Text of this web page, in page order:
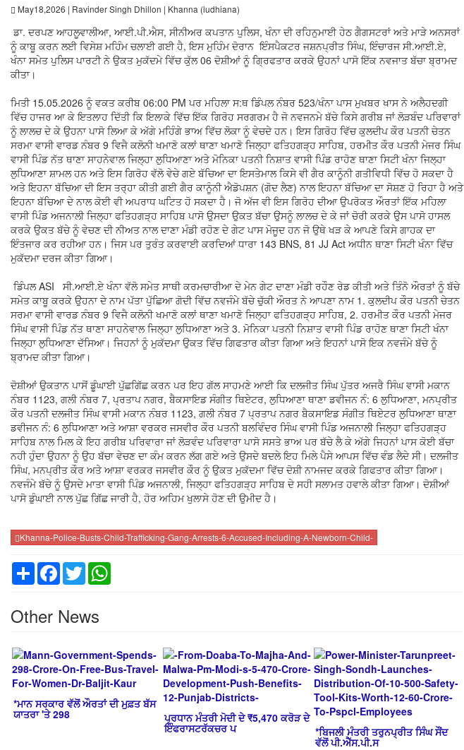
May18,2026 | Ravinder Singh Dhillon | Khanna (ludhiana)
ਡਾ. ਦਰਪਣ ਆਹਲੂਵਾਲੀਆ, ਆਈ.ਪੀ.ਐਸ, ਸੀਨੀਅਰ ਕਪਤਾਨ ਪੁਲਿਸ, ਖੰਨਾ ਦੀ ਰਹਿਨੁਮਾਈ ਹੇਠ ਗੈਗਸਟਰਾਂ ਅਤੇ ਮਾੜੇ ਅਨਸਰਾਂ
ਨੂੰ ਕਾਬੂ ਕਰਨ ਲਈ ਵਿਸੇਸ਼ ਮਹਿੰਮ ਚਲਾਈ ਗਈ ਹੈ, ਇਸ ਮੁਹਿੰਮ ਦੋਰਾਨ ਇੰਸਪੈਕਟਰ ਜਸ਼ਨਪ੍ਰੀਤ ਸਿੰਘ, ਇੰਚਾਰਜ ਸੀ.ਆਈ.ਏ,
ਖੰਨਾ ਸਮੇਤ ਪੁਲਿਸ ਪਾਰਟੀ ਨੇ ਉਕਤ ਮੁਕੱਦਮੇ ਵਿੱਚ ਕੁੱਲ 06 ਦੋਸ਼ੀਆਂ ਨੂੰ ਗ੍ਰਿਫਤਾਰ ਕਰਕੇ ਉਹਨਾਂ ਪਾਸੋ ਇੱਕ ਨਵਜਾਤ ਬੱਚਾ ਬ੍ਰਾਮਦ
ਕੀਤਾ।
ਮਿਤੀ 15.05.2026 ਨੂੰ ਵਕਤ ਕਰੀਬ 06:00 PM ਪਰ ਮਹਿਲਾ ਸ:ਥ ਡਿੰਪਲ ਨੰਬਰ 523/ਖੰਨਾ ਪਾਸ ਮੁਖਬਰ ਖਾਸ ਨੇ ਅਲੈਹਦਗੀ
ਵਿੱਚ ਹਾਜਰ ਆ ਕੇ ਇਤਲਾਹ ਦਿੱਤੀ ਕਿ ਇਲਾਕੇ ਵਿੱਚ ਇੱਕ ਗਿਰੋਹ ਸਰਗਰਮ ਹੈ ਜੋ ਨਵਜਨਮੇ ਬੱਚੇ ਕਿਸੇ ਗਰੀਬ ਜਾਂ ਲੋੜਬੰਦ ਪਰਿਵਾਰਾਂ
ਨੂੰ ਲਾਲਚ ਦੇ ਕੇ ਉਹਨਾ ਪਾਸੋ ਲਿਆ ਕੇ ਅੱਗੇ ਮਹਿੰਗੇ ਭਾਅ ਵਿੱਚ ਲੋਕਾ ਨੂੰ ਵੇਚਦੇ ਹਨ। ਇਸ ਗਿਰੋਹ ਵਿੱਚ ਕੁਲਦੀਪ ਕੌਰ ਪਤਨੀ ਚੇਤਨ
ਸਰਮਾ ਵਾਸੀ ਵਾਰਡ ਨੰਬਰ 9 ਵਿਜੈ ਕਲੋਨੀ ਖਮਾਣੋ ਕਲਾਂ ਥਾਣਾ ਖਮਾਣੋ ਜਿਲ੍ਹਾ ਫਤਿਹਗੜ੍ਹ ਸਾਹਿਬ, ਹਰਮੀਤ ਕੌਰ ਪਤਨੀ ਮੇਜਰ ਸਿੰਘ
ਵਾਸੀ ਪਿੰਡ ਨੱਤ ਥਾਣਾ ਸਾਹਨੇਵਾਲ ਜਿਲ੍ਹਾ ਲੁਧਿਆਣਾ ਅਤੇ ਮੋਨਿਕਾ ਪਤਨੀ ਨਿਸ਼ਾਤ ਵਾਸੀ ਪਿੰਡ ਰਾਹੋਣ ਥਾਣਾ ਸਿਟੀ ਖੰਨਾ ਜਿਲ੍ਹਾ
ਲੁਧਿਆਣਾ ਸ਼ਾਮਲ ਹਨ ਅਤੇ ਇਸ ਗਿਰੋਹ ਵੱਲੋ ਵੇਚੇ ਗਏ ਬੱਚਿਆ ਦਾ ਇਸਤੇਮਾਲ ਕਿਸੇ ਵੀ ਗੈਰ ਕਾਨੂੰਨੀ ਗਤੀਵਿਧੀ ਵਿੱਚ ਹੋ ਸਕਦਾ ਹੈ
ਅਤੇ ਇਹਨਾ ਬੱਚਿਆ ਦੀ ਇਸ ਤਰ੍ਹਾ ਕੀਤੀ ਗਈ ਗੈਰ ਕਾਨੂੰਨੀ ਐਡੋਪਸ਼ਨ (ਗੋਦ ਲੈਣ) ਨਾਲ ਇਹਨਾ ਬੱਚਿਆ ਦਾ ਸੋਸ਼ਣ ਹੋ ਰਿਹਾ ਹੈ ਅਤੇ
ਇਹਨਾ ਬੱਚਿਆ ਦੇ ਨਾਲ ਕੋਈ ਵੀ ਅਪਰਾਧ ਘਟਿਤ ਹੋ ਸਕਦਾ ਹੈ। ਜੋ ਅੱਜ ਵੀ ਇਸ ਗਿਰੋਹ ਦੀਆ ਉਪਰੋਕਤ ਔਰਤਾਂ ਇੱਕ ਮਹਿਲਾ
ਵਾਸੀ ਪਿੰਡ ਅਜਨਾਲੀ ਜਿਲ੍ਹਾ ਫਤਿਹਗੜ੍ਹ ਸਾਹਿਬ ਪਾਸੋ ਉਸਦਾ ਉਕਤ ਬੱਚਾ ਉਸਨੂੰ ਲਾਲਚ ਦੇ ਕੇ ਜਾਂ ਚੋਰੀ ਕਰਕੇ ਉਸ ਪਾਸੋ ਹਾਸਲ
ਕਰਕੇ ਉਕਤ ਬੱਚੇ ਨੂੰ ਵੇਚਣ ਦੀ ਨੀਅਤ ਨਾਲ ਦਾਣਾ ਮੰਡੀ ਰਹੋਣ ਦੇ ਗੇਟ ਪਾਸ ਮੋਜੂਦ ਹਨ ਜੋ ਉਥੇ ਖੜ ਕੇ ਆਪਣੇ ਕਿਸੇ ਗਾਹਕ ਦਾ
ਇੰਤਜਾਰ ਕਰ ਰਹੀਆ ਹਨ। ਜਿਸ ਪਰ ਤੁਰੰਤ ਕਰਵਾਈ ਕਰਦਿਆਂ ਧਾਰਾ 143 BNS, 81 JJ Act ਅਧੀਨ ਥਾਣਾ ਸਿਟੀ ਖੰਨਾ ਵਿੱਚ
ਮੁਕੱਦਮਾ ਦਰਜ ਕੀਤਾ ਗਿਆ।
ਡਿੰਪਲ ASI ਸੀ.ਆਈ.ਏ ਖੰਨਾ ਵੱਲੋ ਸਮੇਤ ਸਾਥੀ ਕਰਮਚਾਰੀਆ ਦੇ ਮੇਨ ਗੇਟ ਦਾਣਾ ਮੰਡੀ ਰਹੌਣ ਰੇਡ ਕੀਤੀ ਅਤੇ ਤਿੰਨੋ ਔਰਤਾਂ ਨੂੰ ਬੱਚੇ
ਸਮੇਤ ਕਾਬੂ ਕਰਕੇ ਉਹਨਾ ਦੇ ਨਾਮ ਪੱਤਾ ਪੁੱਛਿਆ ਗੋਦੀ ਵਿੱਚ ਨਵਜੰਮੇ ਬੱਚੇ ਚੁੱਕੀ ਔਰਤ ਨੇ ਆਪਣਾ ਨਾਮ 1. ਕੁਲਦੀਪ ਕੌਰ ਪਤਨੀ ਚੇਤਨ
ਸਰਮਾ ਵਾਸੀ ਵਾਰਡ ਨੰਬਰ 9 ਵਿਜੈ ਕਲੋਨੀ ਖਮਾਣੋ ਕਲਾਂ ਥਾਣਾ ਖਮਾਣੋ ਜਿਲ੍ਹਾ ਫਤਿਹਗੜ੍ਹ ਸਾਹਿਬ, 2. ਹਰਮੀਤ ਕੌਰ ਪਤਨੀ ਮੇਜਰ
ਸਿੰਘ ਵਾਸੀ ਪਿੰਡ ਨੱਤ ਥਾਣਾ ਸਾਹਨੇਵਾਲ ਜਿਲ੍ਹਾ ਲੁਧਿਆਣਾ ਅਤੇ 3. ਮੋਨਿਕਾ ਪਤਨੀ ਨਿਸ਼ਾਤ ਵਾਸੀ ਪਿੰਡ ਰਾਹੋਣ ਥਾਣਾ ਸਿਟੀ ਖੰਨਾ
ਜਿਲ੍ਹਾ ਲੁਧਿਆਣਾ ਦੱਸਿਆ। ਜਿਹਨਾਂ ਨੂੰ ਮੁਕੱਦਮਾ ਉਕਤ ਵਿੱਚ ਗਿਫਤਾਰ ਕੀਤਾ ਗਿਆ ਅਤੇ ਇਹਨਾਂ ਪਾਸੋ ਇਕ ਨਵਜੰਮੇ ਬੱਚੇ ਨੂੰ
ਬ੍ਰਾਮਦ ਕੀਤਾ ਗਿਆ।
ਦੋਸ਼ੀਆਂ ਉਕਤਾਨ ਪਾਸੋਂ ਡੂੰਘਾਈ ਪੁੱਛਗਿੱਛ ਕਰਨ ਪਰ ਇਹ ਗੱਲ ਸਾਹਮਣੇ ਆਈ ਕਿ ਦਲਜੀਤ ਸਿੰਘ ਪੁੱਤਰ ਅਜਰੈ ਸਿੰਘ ਵਾਸੀ ਮਕਾਨ
ਨੰਬਰ 1123, ਗਲੀ ਨੰਬਰ 7, ਪ੍ਰਤਾਪ ਨਗਰ, ਬੈਕਸਾਇਡ ਸੰਗੀਤ ਥਿਏਟਰ, ਲੁਧਿਆਣਾ ਥਾਣਾ ਡਵੀਜਨ ਨੰ: 6 ਲੁਧਿਆਣਾ, ਮਨਪ੍ਰੀਤ
ਕੌਰ ਪਤਨੀ ਦਲਜੀਤ ਸਿੰਘ ਵਾਸੀ ਮਕਾਨ ਨੰਬਰ 1123, ਗਲੀ ਨੰਬਰ 7 ਪ੍ਰਤਾਪ ਨਗਰ ਬੈਕਸਾਇਡ ਸੰਗੀਤ ਥਿਏਟਰ ਲੁਧਿਆਣਾ ਥਾਣਾ
ਡਵੀਜਨ ਨੰ: 6 ਲੁਧਿਆਣਾ ਅਤੇ ਆਸ਼ਾ ਵਰਕਰ ਜਸਵੀਰ ਕੌਰ ਪਤਨੀ ਬਲਵਿੰਦਰ ਸਿੰਘ ਵਾਸੀ ਪਿੰਡ ਅਜਨਾਲੀ ਜਿਲ੍ਹਾ ਫਤਿਹਗੜ੍ਹ
ਸਾਹਿਬ ਨਾਲ ਮਿਲ ਕੇ ਇਹ ਗਰੀਬ ਪਰਿਵਾਰਾ ਜਾਂ ਲੋੜਵੰਦ ਪਰਿਵਾਰਾ ਪਾਸੋ ਸਸਤੇ ਭਾਅ ਪਰ ਬੱਚੇ ਲੈ ਕੇ ਅੱਗੇ ਜਿਹਨਾਂ ਪਾਸ ਕੋਈ ਬੱਚਾ
ਨਹੀ ਹੁੰਦਾ ਉਹਨਾ ਨੂੰ ਉਹ ਬੱਚਾ ਵੇਚਣ ਦਾ ਕੰਮ ਕਰਨ ਲੱਗ ਗਏ ਅਤੇ ਉਸਦੇ ਬਦਲੇ ਇਹ ਮਿਲੇ ਪੈਸੇ ਆਪਸ ਵਿੱਚ ਵੰਡ ਲੈਦੇ ਸੀ। ਦਲਜੀਤ
ਸਿੰਘ, ਮਨਪ੍ਰੀਤ ਕੌਰ ਅਤੇ ਆਸ਼ਾ ਵਰਕਰ ਜਸਵੀਰ ਕੌਰ ਨੂੰ ਉਕਤ ਮੁਕੱਦਮਾ ਵਿੱਚ ਦੋਸ਼ੀ ਨਾਮਜਦ ਕਰਕੇ ਗਿਫਤਾਰ ਕੀਤਾ ਗਿਆ।
ਨਵਜੰਮੇ ਬੱਚੇ ਨੂੰ ਉਸਦੇ ਮਾਤਾ ਵਾਸੀ ਪਿੰਡ ਅਜਨਾਲੀ, ਜਿਲ੍ਹਾ ਫਤਿਹਗੜ੍ਹ ਸਾਹਿਬ ਦੇ ਸਹੀ ਸਲਾਮਤ ਹਵਾਲੇ ਕੀਤਾ ਗਿਆ। ਦੋਸ਼ੀਆਂ
ਪਾਸੋ ਡੁੰਘਾਈ ਨਾਲ ਪੁੱਛ ਗਿੱਛ ਜਾਰੀ ਹੈ, ਹੋਰ ਅਹਿਮ ਖੁਲਾਸੇ ਹੋਣ ਦੀ ਉਮੀਦ ਹੈ।
Khanna-Police-Busts-Child-Trafficking-Gang-Arrests-6-Accused-Including-A-Newborn-Child-
Share Facebook
Twitter
Other News
*ਮਾਨ ਸਰਕਾਰ ਵੱਲੋਂ ਔਰਤਾਂ ਦੀ ਮੁਫ਼ਤ ਬੱਸ
ਯਾਤਰਾ 'ਤੇ 298 ਪ੍ਰਧਾਨ ਮੰਤਰੀ ਮੋਦੀ ਦੇ ₹5,470 ਕਰੋੜ ਦੇ
ਇੰਫਰਾਸਟਰੱਕਚਰ ਪ *ਬਿਜਲੀ ਮੰਤਰੀ ਤਰੁਨਪ੍ਰੀਤ ਸਿੰਘ ਸੌਂਦ
ਵੱਲੋਂ ਪੀ.ਐੱਸ.ਪੀ.ਸ